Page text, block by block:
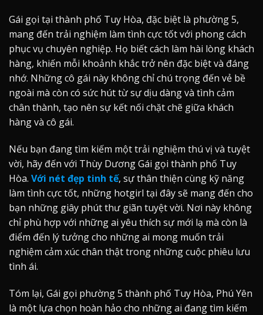
Gái gọi tại thành phố Tuy Hòa, đặc biệt là phường 5,
mang đến trải nghiệm làm tình cực tốt với phong cách
phục vụ chuyên nghiệp. Họ biết cách làm hài lòng khách
hàng, khiến mỗi khoảnh khắc trở nên đặc biệt và đáng
nhớ. Những cô gái này không chỉ chú trọng đến vẻ bề
ngoài mà còn có sức hút từ sự dịu dàng và tình cảm
chân thành, tạo nên sự kết nối chặt chẽ giữa khách
hàng và cô gái.
Nếu bạn đang tìm kiếm một trải nghiệm thú vị và tuyệt
vời, hãy đến với Thùy Dương Gái gọi thành phố Tuy
Hòa. Với nét đẹp tinh tế, sự thân thiện cùng kỹ năng
làm tình cực tốt, những hotgirl tại đây sẽ mang đến cho
bạn những giây phút thư giãn tuyệt vời. Nơi này không
chỉ phù hợp với những ai yêu thích sự mới lạ mà còn là
điểm đến lý tưởng cho những ai mong muốn trải
nghiệm cảm xúc chân thật trong những cuộc phiêu lưu
tình ái.
Tóm lại, Gái gọi phường 5 thành phố Tuy Hòa, Phú Yên
là một lựa chọn hoàn hảo cho những ai đang tìm kiếm